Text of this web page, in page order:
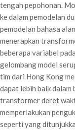
tengah pepohonan.
ke dalam pemodelan
pemodelan bahasa
menerapkan
beberapa variabel
gelombang model
tim dari Hong Kong
dapat lebih baik
transformer deret
memperlakukan
seperti yang